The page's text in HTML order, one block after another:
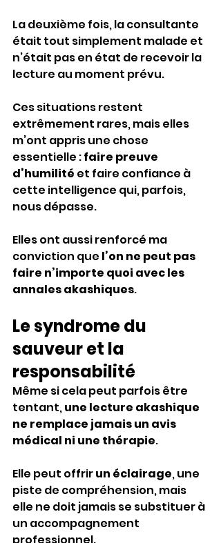
La deuxième fois, la consultante
était tout simplement malade et
n’était pas en état de recevoir la
lecture au moment prévu.
Ces situations restent
extrêmement rares, mais elles
m’ont appris une chose
essentielle : faire preuve
d’humilité et faire confiance à
cette intelligence qui, parfois,
nous dépasse.
Elles ont aussi renforcé ma
conviction que l’on ne peut pas
faire n’importe quoi avec les
annales akashiques.
Le syndrome du
sauveur et la
responsabilité
Même si cela peut parfois être
tentant, une lecture akashique
ne remplace jamais un avis
médical ni une thérapie.
Elle peut offrir un éclairage, une
piste de compréhension, mais
elle ne doit jamais se substituer à
un accompagnement
professionnel.